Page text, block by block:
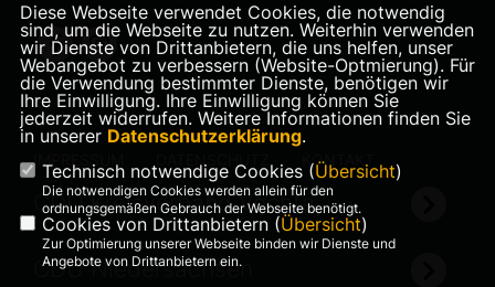
IMPRESSUM KONTAKT
CDU Kreisverband Vechta
CDU Niedersachsen
Diese Webseite verwendet Cookies, die notwendig
sind, um die Webseite zu nutzen. Weiterhin verwenden
wir Dienste von Drittanbietern, die uns helfen, unser
Webangebot zu verbessern (Website-Optmierung). Für
die Verwendung bestimmter Dienste, benötigen wir
Ihre Einwilligung. Ihre Einwilligung können Sie
jederzeit widerrufen. Weitere Informationen finden Sie
in unserer Datenschutzerklärung.
Technisch notwendige Cookies (Übersicht)
Die notwendigen Cookies werden allein für den
ordnungsgemäßen Gebrauch der Webseite benötigt.
Cookies von Drittanbietern (Übersicht)
Zur Optimierung unserer Webseite binden wir Dienste und
Angebote von Drittanbietern ein.